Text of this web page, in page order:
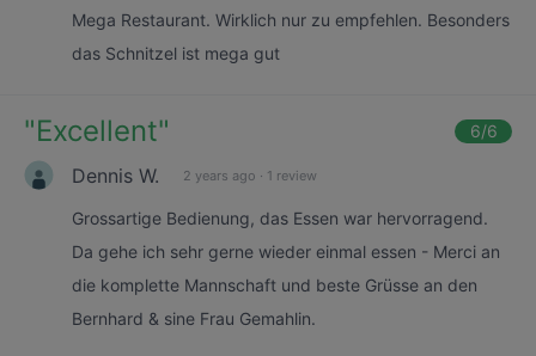
Mega Restaurant. Wirklich nur zu empfehlen. Besonders
das Schnitzel ist mega gut
"Excellent" 6/6
Dennis W. 2 years ago · 1 review
Grossartige Bedienung, das Essen war hervorragend.
Da gehe ich sehr gerne wieder einmal essen - Merci an
die komplette Mannschaft und beste Grüsse an den
Bernhard & sine Frau Gemahlin.